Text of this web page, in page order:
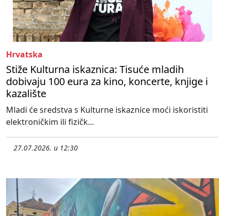
Hrvatska
Stiže Kulturna iskaznica: Tisuće mladih
dobivaju 100 eura za kino, koncerte, knjige i
kazalište
Mladi će sredstva s Kulturne iskaznice moći iskoristiti
elektroničkim ili fizičk...
27.07.2026. u 12:30